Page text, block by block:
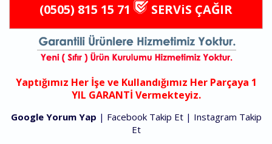
(0505) 815 15 71 SERViS ÇAĞIR
Yaptığımız Her İşe ve Kullandığımız Her Parçaya 1
YIL GARANTİ Vermekteyiz.
Google Yorum Yap | Facebook Takip Et| Instagram Takip
Et